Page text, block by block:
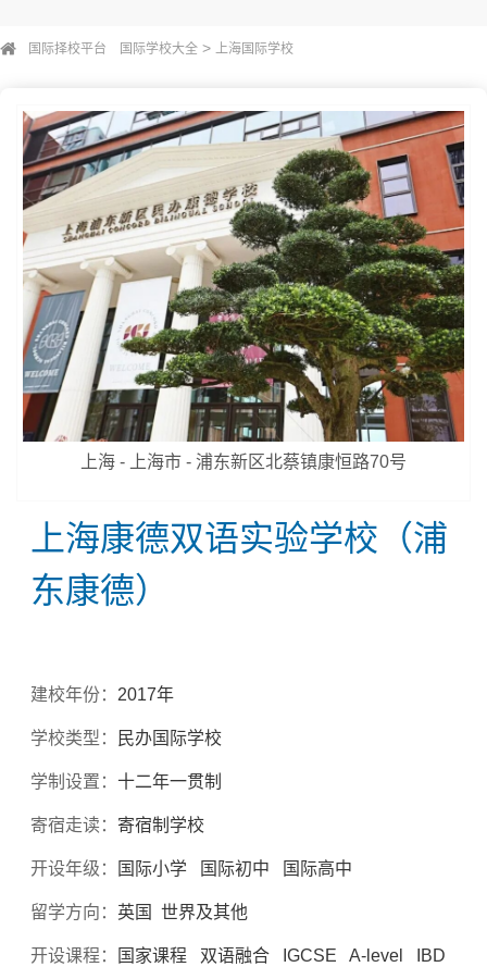
国际择校平台 国际学校大全 > 上海国际学校
上海 - 上海市 - 浦东新区北蔡镇康恒路70号
上海康德双语实验学校（浦
东康德）
建校年份： 2017年
学校类型： 民办国际学校
学制设置：十二年一贯制
寄宿走读： 寄宿制学校
开设年级： 国际小学 国际初中 国际高中
留学方向： 英国 世界及其他
开设课程：
国家课程 双语融合 IGCSE A-level IBD